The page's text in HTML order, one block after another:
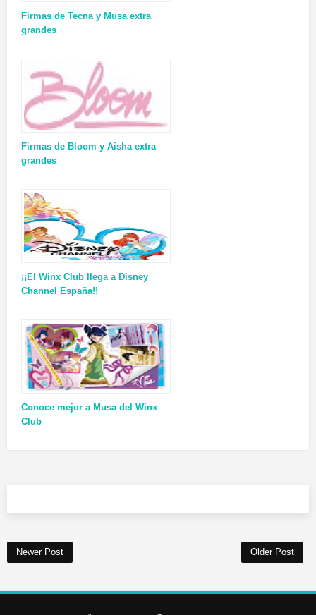
Firmas de Tecna y Musa extra
grandes
Firmas de Bloom y Aisha extra
grandes
¡¡El Winx Club llega a Disney
Channel España!!
Conoce mejor a Musa del Winx
Club
Newer Post Older Post